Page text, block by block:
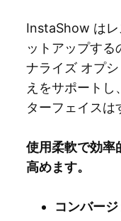
InstaShow は
ットアップす
ナライズ オプ
えをサポート
ターフェイスは
使用柔軟で効
高めます。
コンバー